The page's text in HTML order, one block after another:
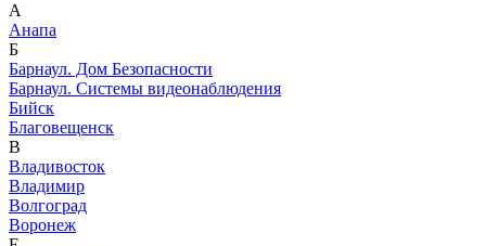
А
Анапа
Б
Барнаул. Дом Безопасности
Барнаул. Системы видеонаблюдения
Бийск
Благовещенск
В
Владивосток
Владимир
Волгоград
Воронеж